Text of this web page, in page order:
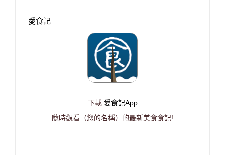
愛食記
下載 愛食記App
隨時觀看（您的名稱）的最新美食食記!